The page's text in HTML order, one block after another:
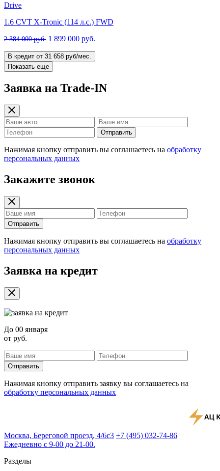
Drive
1.6 CVT X-Tronic (114 л.с.) FWD
2 384 000 руб. 1 899 000 руб.
В кредит от 31 658 руб/мес.
Показать еще
Заявка на Trade-IN
Отправить
Нажимая кнопку отправить вы соглашаетесь на обработку
персональных данных
Закажите звонок
Отправить
Нажимая кнопку отправить вы соглашаетесь на обработку
персональных данных
Заявка на кредит
До 00 января
от руб.
Отправить
Нажимая кнопку отправить заявку вы соглашаетесь на
обработку персональных данных
Москва, Береговой проезд, 4/6с3 +7 (495) 032-74-86
Ежедневно с 9-00 до 21-00.
Разделы